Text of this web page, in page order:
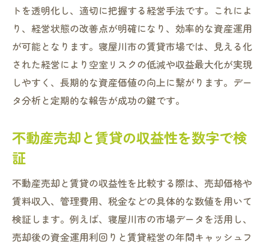
トを透明化し、適切に把握する経営手法です。これによ
り、経営状態の改善点が明確になり、効率的な資産運用
が可能となります。寝屋川市の賃貸市場では、見える化
された経営により空室リスクの低減や収益最大化が実現
しやすく、長期的な資産価値の向上に繋がります。デー
タ分析と定期的な報告が成功の鍵です。
不動産売却と賃貸の収益性を数字で検
証
不動産売却と賃貸の収益性を比較する際は、売却価格や
賃料収入、管理費用、税金などの具体的な数値を用いて
検証します。例えば、寝屋川市の市場データを活用し、
売却後の資金運用利回りと賃貸経営の年間キャッシュフ